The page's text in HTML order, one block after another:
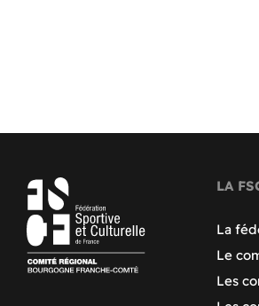
LA
La
Le
Les